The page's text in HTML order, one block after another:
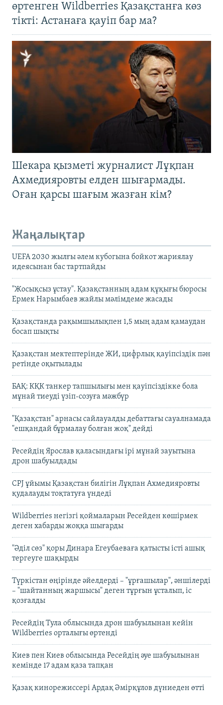
өртенген Wildberries Қазақстанға көз
тікті: Астанаға қауіп бар ма?
Шекара қызметі журналист Лұқпан
Ахмедияровты елден шығармады.
Оған қарсы шағым жазған кім?
Жаңалықтар
UEFA 2030 жылғы әлем кубогына бойкот жариялау
идеясынан бас тартпайды
"Жосықсыз ұстау". Қазақстанның адам құқығы бюросы
Ермек Нарымбаев жайлы мәлімдеме жасады
Қазақстанда рақымшылықпен 1,5 мың адам қамаудан
босап шықты
Қазақстан мектептерінде ЖИ, цифрлық қауіпсіздік пән
ретінде оқытылады
БАҚ: КҚК танкер тапшылығы мен қауіпсіздікке бола
мұнай тиеуді үзіп-созуға мәжбүр
"Қазақстан" арнасы сайлауалды дебаттағы сауалнамада
"ешқандай бұрмалау болған жоқ" дейді
Ресейдің Ярослав қаласындағы ірі мұнай зауытына
дрон шабуылдады
CPJ ұйымы Қазақстан билігін Лұқпан Ахмедияровты
қудалауды тоқтатуға үндеді
Wildberries негізгі қоймаларын Ресейден көшірмек
деген хабарды жоққа шығарды
"Әділ сөз" қоры Динара Егеубаеваға қатысты істі ашық
тергеуге шақырды
Түркістан өңірінде әйелдерді – "ұрғашылар", әншілерді
– "шайтанның жаршысы" деген тұрғын ұсталып, іс
қозғалды
Ресейдің Тула облысында дрон шабуылынан кейін
Wildberries орталығы өртенді
Киев пен Киев облысында Ресейдің әуе шабуылынан
кемінде 17 адам қаза тапқан
Қазақ кинорежиссері Ардақ Әмірқұлов дүниеден өтті